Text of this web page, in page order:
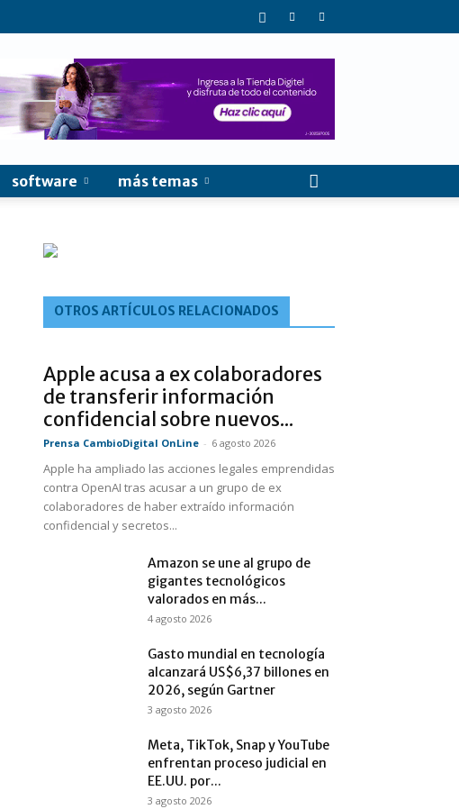
software más temas
OTROS ARTÍCULOS RELACIONADOS
Apple acusa a ex colaboradores
de transferir información
confidencial sobre nuevos...
Prensa CambioDigital OnLine - 6 agosto 2026
Apple ha ampliado las acciones legales emprendidas
contra OpenAI tras acusar a un grupo de ex
colaboradores de haber extraído información
confidencial y secretos...
Amazon se une al grupo de
gigantes tecnológicos
valorados en más...
4 agosto 2026
Gasto mundial en tecnología
alcanzará US$6,37 billones en
2026, según Gartner
3 agosto 2026
Meta, TikTok, Snap y YouTube
enfrentan proceso judicial en
EE.UU. por...
3 agosto 2026